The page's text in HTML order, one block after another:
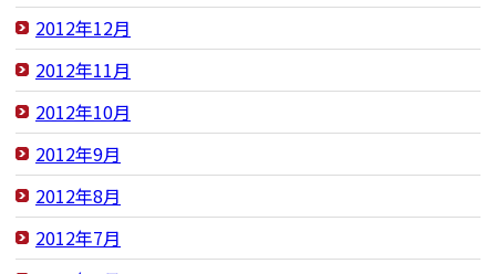
2012年12月
2012年11月
2012年10月
2012年9月
2012年8月
2012年7月